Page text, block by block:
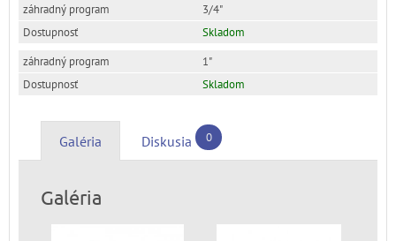
3/4"
Skladom
1"
Skladom
Galéria Diskusia 0
Galéria